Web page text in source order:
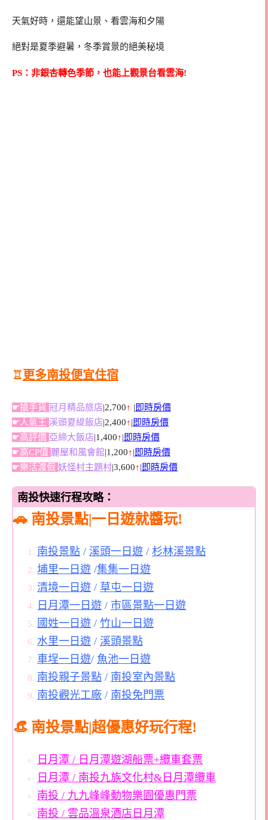
天氣好時，還能望山景、看雲海和夕陽
絕對是夏季避暑，冬季賞景的絕美秘境
PS：非銀杏轉色季節，也能上觀景台看雲海!
♖ 更多南投便宜住宿
☛搶手貨 冠月精品旅店|2,700↑ |即時房價
☛人氣王 溪頭夏緹飯店|2,400↑|即時房價
☛高評價 亞締大飯店|1,400↑|即時房價
☛高CP值 麗屋和風會館|1,200↑|即時房價
☛樂活渡假 妖怪村主題村|3,600↑|即時房價
南投快速行程攻略：
🚗 南投景點|一日遊就醬玩!
南投景點 / 溪頭一日遊 / 杉林溪景點
埔里一日遊 /集集一日遊
清境一日遊 / 草屯一日遊
日月潭一日遊 / 市區景點一日遊
國姓一日遊 / 竹山一日遊
水里一日遊 / 溪頭景點
車埕一日遊/ 魚池一日遊
南投親子景點 / 南投室內景點
南投觀光工廠 / 南投免門票
👒 南投景點|超優惠好玩行程!
日月潭 / 日月潭遊湖船票+纜車套票
日月潭 / 南投九族文化村&日月潭纜車
南投 / 九九峰峰動物樂園優惠門票
南投 / 雲品溫泉酒店日月潭